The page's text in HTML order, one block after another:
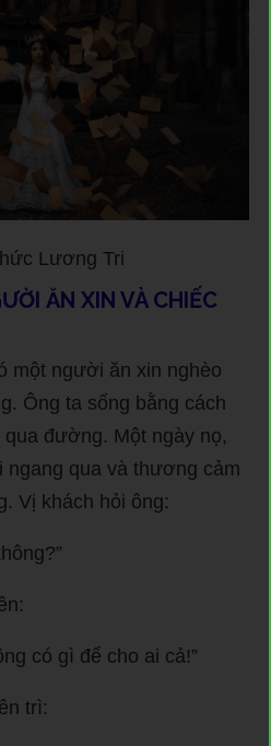
Lương Tri
ĂN XIN VÀ CHIẾC
một người ăn xin nghèo
Ông ta sống bằng cách
đường. Một ngày nọ,
ngang qua và thương cảm
Vị khách hỏi ông:
có gì để cho ai cả!”
trì: